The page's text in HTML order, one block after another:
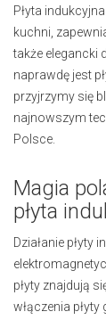
Płyta
kuchni,
także elegancki
naprawdę jest
przyjrzymy się
najnowszym
Polsce.
Magia
płyta
Działanie płyty
płyty znajdują
włączenia